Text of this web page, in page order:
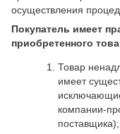
осуществления
Покупатель имеет
приобретенного
Товар
имеет
компании-
поставщика);